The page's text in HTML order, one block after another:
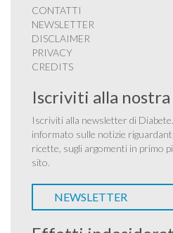
CONTATTI
NEWSLETTER
DISCLAIMER
PRIVACY
CREDITS
Iscriviti alla
Iscriviti alla newsletter di
informato sulle notizie
ricette, sugli argomenti in primo
sito.
NEWSLETTER